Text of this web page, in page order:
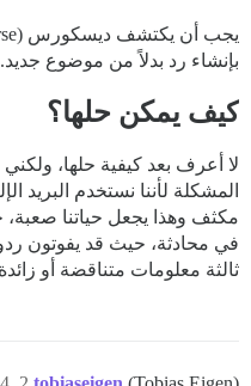
بإنشاء رد بدلاً من موضوع جديد.
كيف يمكن حلها؟
لا أعرف بعد كيفية حلها،
مكثف وهذا يجعل حياتنا
في محادثة، حيث قد يفوتون
ثالثة معلومات متناقضة أو